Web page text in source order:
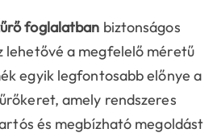
foglalatban biztonságos
lehetővé a megfelelő méretű
egyik legfontosabb előnye a
amely rendszeres
és megbízható megoldást